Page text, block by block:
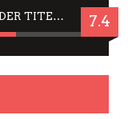
JING JING: IN-THAI RÄUMT WIEDER TITEL AB – EIN ZWEI-STUNDEN-ERLEBNISBERICHT 7.4